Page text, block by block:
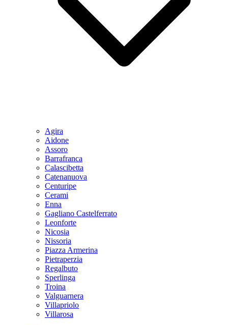
Agira
Aidone
Assoro
Barrafranca
Calascibetta
Catenanuova
Centuripe
Cerami
Enna
Gagliano Castelferrato
Leonforte
Nicosia
Nissoria
Piazza Armerina
Pietraperzia
Regalbuto
Sperlinga
Troina
Valguarnera
Villapriolo
Villarosa